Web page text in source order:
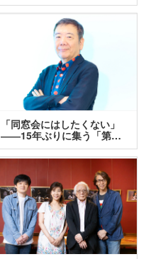
「同窓会にはしたくない」
――15年ぶりに集う「第…